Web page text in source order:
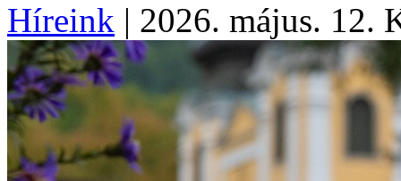
Híreink | 2026. május. 12.